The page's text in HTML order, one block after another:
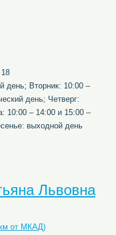
день; Вторник: 10:00 –
день; Четверг:
10:00 – 14:00 и 15:00 –
выходной день
Львовна
от МКАД)